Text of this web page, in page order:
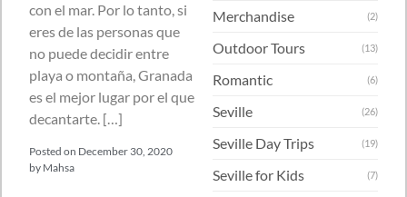
con el mar. Por lo tanto, si
eres de las personas que
no puede decidir entre
playa o montaña, Granada
es el mejor lugar por el que
decantarte. […]
Posted on December 30, 2020
by Mahsa
Merchandise (2)
Outdoor Tours (13)
Romantic (6)
Seville (26)
Seville Day Trips (19)
Seville for Kids (7)